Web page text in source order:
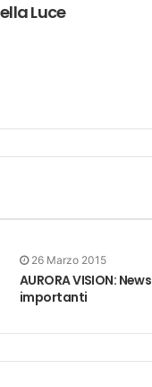
Luce
26 Marzo 2015
AURORA VISION: News
importanti